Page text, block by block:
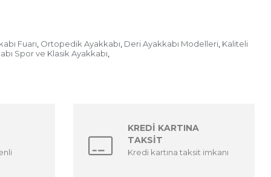
Fuarı, Ortopedik Ayakkabı, Deri Ayakkabı Modelleri, Kaliteli
Spor ve Klasik Ayakkabı,
KREDİ KARTINA
TAKSİT
Kredi kartına taksit imkanı